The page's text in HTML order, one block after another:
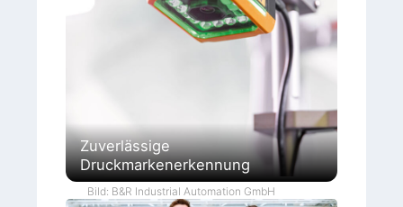
Zuverlässige
Druckmarkenerkennung
Bild: B&R Industrial Automation GmbH